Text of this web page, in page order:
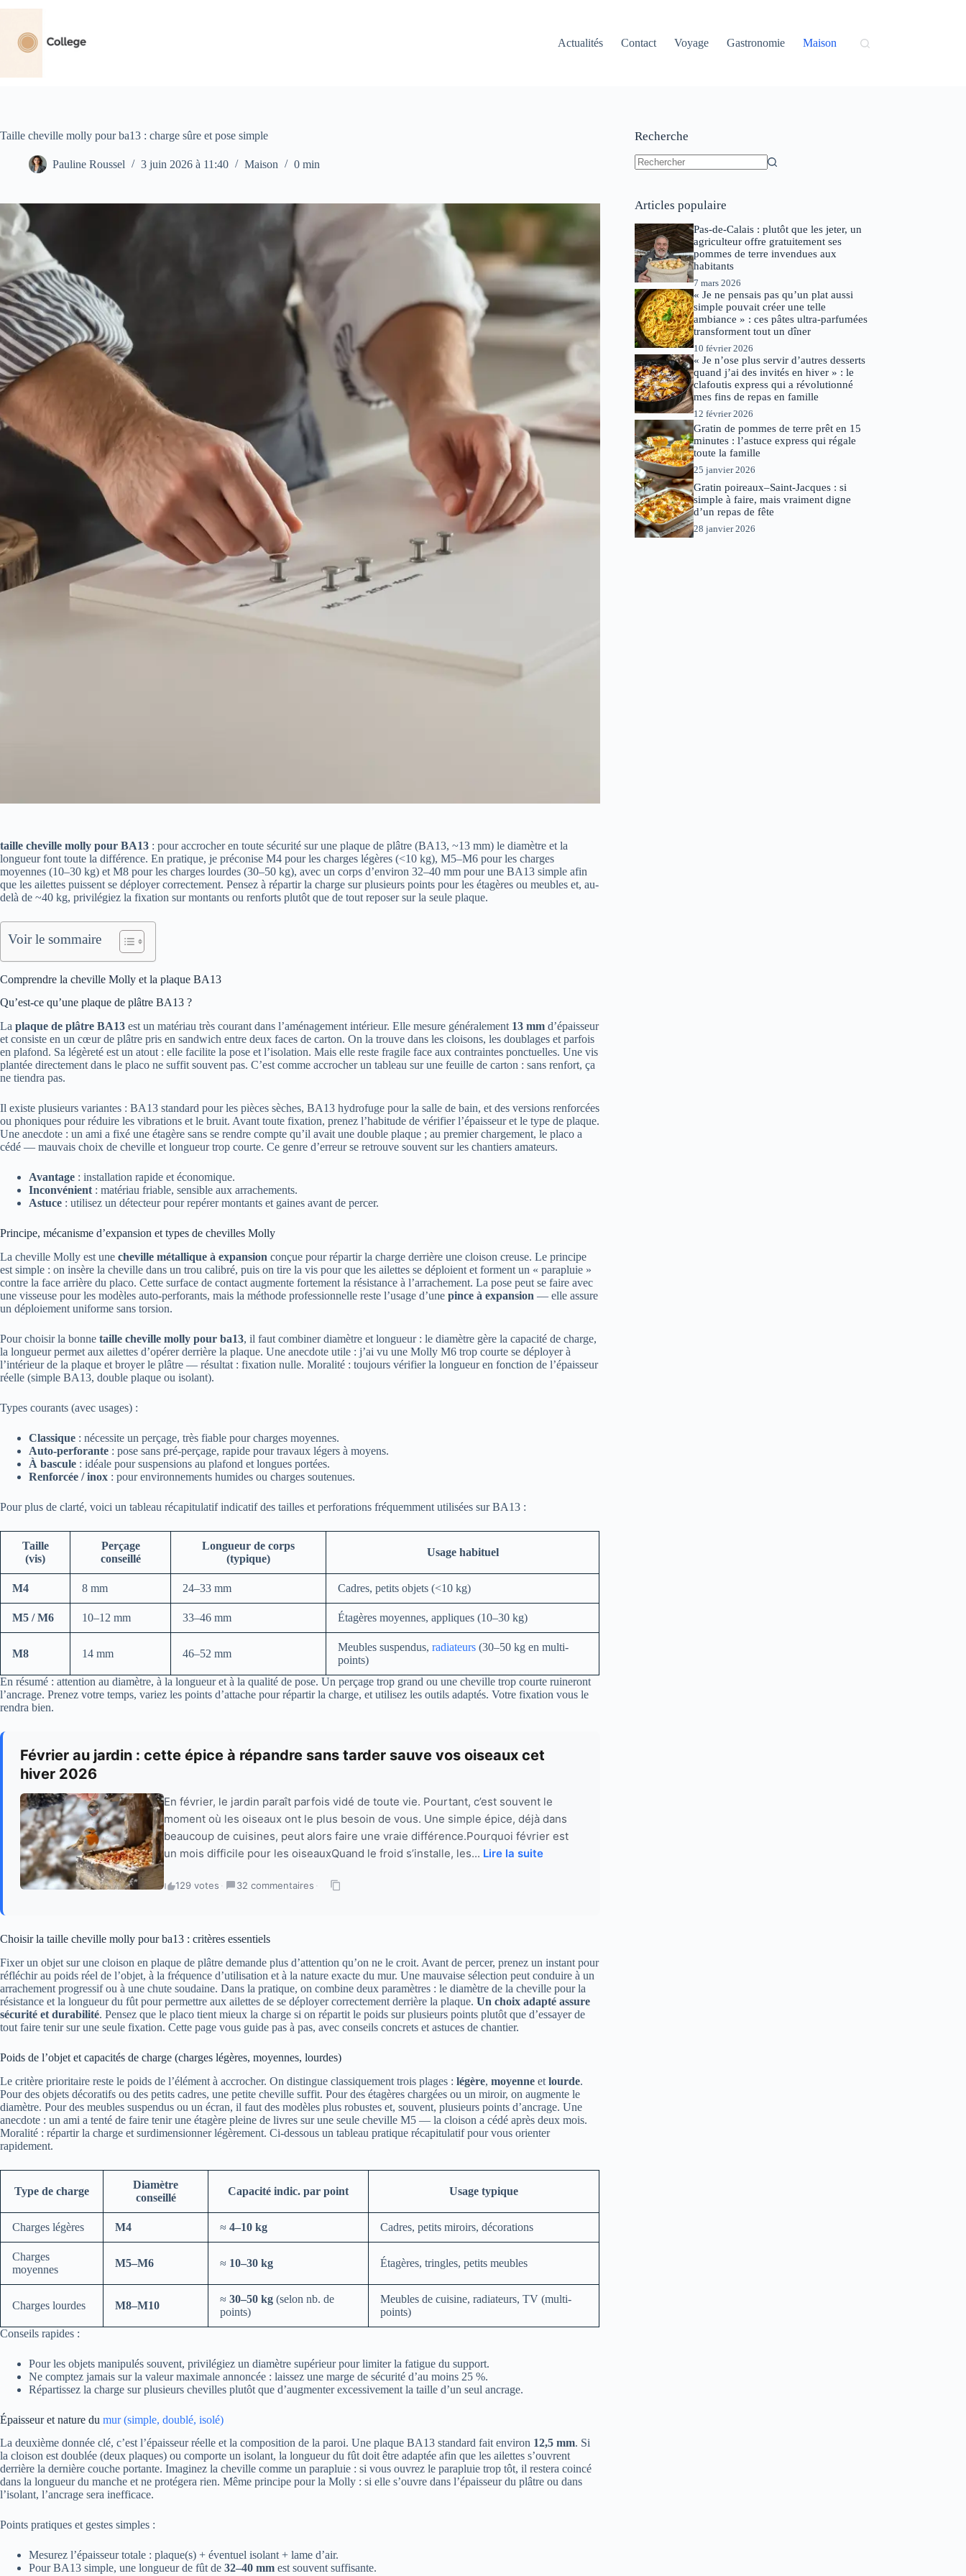
contenu
Actualités
Contact Voyage Gastronomie Maison
Taille cheville molly pour ba13 : charge sûre et pose simple
Pauline Roussel 3 juin 2026 à 11:40 Maison 0 min
taille cheville molly pour BA13 : pour accrocher en toute sécurité sur une plaque de plâtre (BA13, ~13 mm) le diamètre et la
longueur font toute la différence. En pratique, je préconise M4 pour les charges légères (<10 kg), M5–M6 pour les charges
moyennes (10–30 kg) et M8 pour les charges lourdes (30–50 kg), avec un corps d’environ 32–40 mm pour une BA13 simple afin
que les ailettes puissent se déployer correctement. Pensez à répartir la charge sur plusieurs points pour les étagères ou meubles et, au-
delà de ~40 kg, privilégiez la fixation sur montants ou renforts plutôt que de tout reposer sur la seule plaque.
Voir le sommaire
Comprendre la cheville Molly et la plaque BA13
Qu’est-ce qu’une plaque de plâtre BA13 ?
La plaque de plâtre BA13 est un matériau très courant dans l’aménagement intérieur. Elle mesure généralement 13 mm d’épaisseur
et consiste en un cœur de plâtre pris en sandwich entre deux faces de carton. On la trouve dans les cloisons, les doublages et parfois
en plafond. Sa légèreté est un atout : elle facilite la pose et l’isolation. Mais elle reste fragile face aux contraintes ponctuelles. Une vis
plantée directement dans le placo ne suffit souvent pas. C’est comme accrocher un tableau sur une feuille de carton : sans renfort, ça
ne tiendra pas.
Il existe plusieurs variantes : BA13 standard pour les pièces sèches, BA13 hydrofuge pour la salle de bain, et des versions renforcées
ou phoniques pour réduire les vibrations et le bruit. Avant toute fixation, prenez l’habitude de vérifier l’épaisseur et le type de plaque.
Une anecdote : un ami a fixé une étagère sans se rendre compte qu’il avait une double plaque ; au premier chargement, le placo a
cédé — mauvais choix de cheville et longueur trop courte. Ce genre d’erreur se retrouve souvent sur les chantiers amateurs.
Avantage : installation rapide et économique.
Inconvénient : matériau friable, sensible aux arrachements.
Astuce : utilisez un détecteur pour repérer montants et gaines avant de percer.
Principe, mécanisme d’expansion et types de chevilles Molly
La cheville Molly est une cheville métallique à expansion conçue pour répartir la charge derrière une cloison creuse. Le principe
est simple : on insère la cheville dans un trou calibré, puis on tire la vis pour que les ailettes se déploient et forment un « parapluie »
contre la face arrière du placo. Cette surface de contact augmente fortement la résistance à l’arrachement. La pose peut se faire avec
une visseuse pour les modèles auto-perforants, mais la méthode professionnelle reste l’usage d’une pince à expansion — elle assure
un déploiement uniforme sans torsion.
Pour choisir la bonne taille cheville molly pour ba13, il faut combiner diamètre et longueur : le diamètre gère la capacité de charge,
la longueur permet aux ailettes d’opérer derrière la plaque. Une anecdote utile : j’ai vu une Molly M6 trop courte se déployer à
l’intérieur de la plaque et broyer le plâtre — résultat : fixation nulle. Moralité : toujours vérifier la longueur en fonction de l’épaisseur
réelle (simple BA13, double plaque ou isolant).
Types courants (avec usages) :
Classique : nécessite un perçage, très fiable pour charges moyennes.
Auto-perforante : pose sans pré-perçage, rapide pour travaux légers à moyens.
À bascule : idéale pour suspensions au plafond et longues portées.
Renforcée / inox : pour environnements humides ou charges soutenues.
Pour plus de clarté, voici un tableau récapitulatif indicatif des tailles et perforations fréquemment utilisées sur BA13 :
Taille
(vis)
Perçage
conseillé
Longueur de corps
(typique)
Usage habituel
M4 8 mm 24–33 mm Cadres, petits objets (<10 kg)
M5 / M6 10–12 mm 33–46 mm Étagères moyennes, appliques (10–30 kg)
M8 14 mm 46–52 mm
Meubles suspendus, radiateurs (30–50 kg en multi-
points)
En résumé : attention au diamètre, à la longueur et à la qualité de pose. Un perçage trop grand ou une cheville trop courte ruineront
l’ancrage. Prenez votre temps, variez les points d’attache pour répartir la charge, et utilisez les outils adaptés. Votre fixation vous le
rendra bien.
Février au jardin : cette épice à répandre sans tarder sauve vos oiseaux cet
hiver 2026
En février, le jardin paraît parfois vidé de toute vie. Pourtant, c’est souvent le
moment où les oiseaux ont le plus besoin de vous. Une simple épice, déjà dans
beaucoup de cuisines, peut alors faire une vraie différence.Pourquoi février est
un mois difficile pour les oiseauxQuand le froid s’installe, les... Lire la suite
129 votes · 32 commentaires ·
Choisir la taille cheville molly pour ba13 : critères essentiels
Fixer un objet sur une cloison en plaque de plâtre demande plus d’attention qu’on ne le croit. Avant de percer, prenez un instant pour
réfléchir au poids réel de l’objet, à la fréquence d’utilisation et à la nature exacte du mur. Une mauvaise sélection peut conduire à un
arrachement progressif ou à une chute soudaine. Dans la pratique, on combine deux paramètres : le diamètre de la cheville pour la
résistance et la longueur du fût pour permettre aux ailettes de se déployer correctement derrière la plaque. Un choix adapté assure
sécurité et durabilité. Pensez que le placo tient mieux la charge si on répartit le poids sur plusieurs points plutôt que d’essayer de
tout faire tenir sur une seule fixation. Cette page vous guide pas à pas, avec conseils concrets et astuces de chantier.
Poids de l’objet et capacités de charge (charges légères, moyennes, lourdes)
Le critère prioritaire reste le poids de l’élément à accrocher. On distingue classiquement trois plages : légère, moyenne et lourde.
Pour des objets décoratifs ou des petits cadres, une petite cheville suffit. Pour des étagères chargées ou un miroir, on augmente le
diamètre. Pour des meubles suspendus ou un écran, il faut des modèles plus robustes et, souvent, plusieurs points d’ancrage. Une
anecdote : un ami a tenté de faire tenir une étagère pleine de livres sur une seule cheville M5 — la cloison a cédé après deux mois.
Moralité : répartir la charge et surdimensionner légèrement. Ci-dessous un tableau pratique récapitulatif pour vous orienter
rapidement.
Type de charge
Diamètre
conseillé
Capacité indic. par point Usage typique
Charges légères M4 ≈ 4–10 kg Cadres, petits miroirs, décorations
Charges
moyennes
M5–M6 ≈ 10–30 kg Étagères, tringles, petits meubles
Charges lourdes M8–M10
≈ 30–50 kg (selon nb. de
points)
Meubles de cuisine, radiateurs, TV (multi-
points)
Conseils rapides :
Pour les objets manipulés souvent, privilégiez un diamètre supérieur pour limiter la fatigue du support.
Ne comptez jamais sur la valeur maximale annoncée : laissez une marge de sécurité d’au moins 25 %.
Répartissez la charge sur plusieurs chevilles plutôt que d’augmenter excessivement la taille d’un seul ancrage.
Épaisseur et nature du mur (simple, doublé, isolé)
La deuxième donnée clé, c’est l’épaisseur réelle et la composition de la paroi. Une plaque BA13 standard fait environ 12,5 mm. Si
la cloison est doublée (deux plaques) ou comporte un isolant, la longueur du fût doit être adaptée afin que les ailettes s’ouvrent
derrière la dernière couche portante. Imaginez la cheville comme un parapluie : si vous ouvrez le parapluie trop tôt, il restera coincé
dans la longueur du manche et ne protégera rien. Même principe pour la Molly : si elle s’ouvre dans l’épaisseur du plâtre ou dans
l’isolant, l’ancrage sera inefficace.
Points pratiques et gestes simples :
Mesurez l’épaisseur totale : plaque(s) + éventuel isolant + lame d’air.
Pour BA13 simple, une longueur de fût de 32–40 mm est souvent suffisante.
Recherche
Articles populaire
Pas-de-Calais : plutôt que les jeter, un
agriculteur offre gratuitement ses
pommes de terre invendues aux
habitants
7 mars 2026
« Je ne pensais pas qu’un plat aussi
simple pouvait créer une telle
ambiance » : ces pâtes ultra-parfumées
transforment tout un dîner
10 février 2026
« Je n’ose plus servir d’autres desserts
quand j’ai des invités en hiver » : le
clafoutis express qui a révolutionné
mes fins de repas en famille
12 février 2026
Gratin de pommes de terre prêt en 15
minutes : l’astuce express qui régale
toute la famille
25 janvier 2026
Gratin poireaux–Saint-Jacques : si
simple à faire, mais vraiment digne
d’un repas de fête
28 janvier 2026